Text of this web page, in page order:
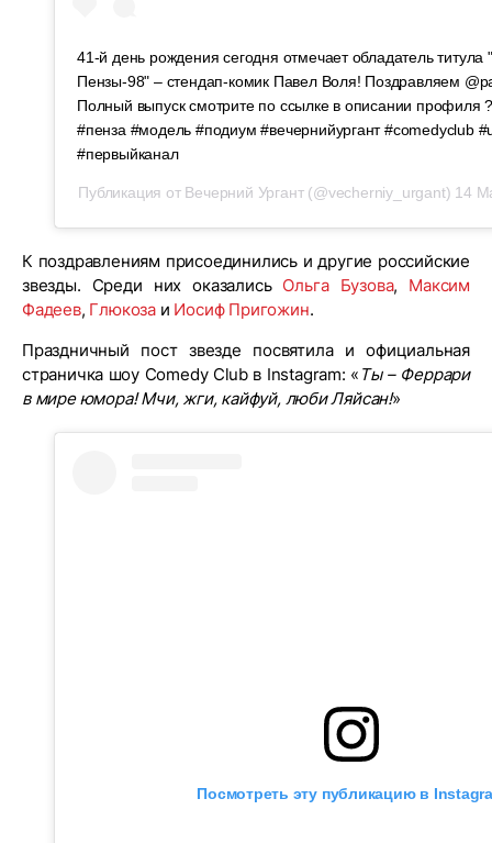
41-й день рождения сегодня отмечает обладатель
Пензы-98" – стендап-комик Павел Воля! Поздравляем
Полный выпуск смотрите по ссылке в описании профиля
#пенза #модель #подиум #вечернийургант #comedyclub
#первыйканал
Публикация от Вечерний Ургант(@vecherniy_urgant) 14
К поздравлениям присоединились и другие российские
звезды. Среди них оказались Ольга Бузова, Максим
Фадеев, Глюкоза и Иосиф Пригожин.
Праздничный пост звезде посвятила и официальная
страничка шоу Comedy Club в Instagram: « Ты – Феррари
в мире юмора! Мчи, жги, кайфуй, люби Ляйсан!»
Посмотреть эту публикацию в